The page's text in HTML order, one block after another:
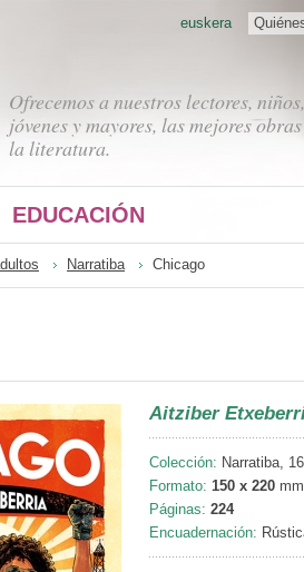
Ofrecemos a nuestros lectores, niños,
jóvenes y mayores, las mejores
la literatura.
euskera
EDUCACIÓN
Narratiba Chicago
Aitziber
Colección: Narratiba,
Formato: 150 x 220 mm
Páginas: 224
Encuadernación: